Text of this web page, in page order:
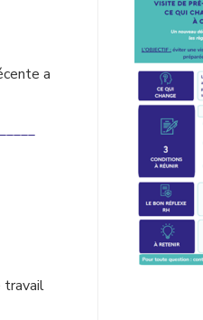
a
travail